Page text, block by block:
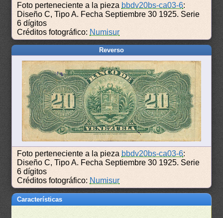
Foto perteneciente a la pieza bbdv20bs-ca03-6:
Diseño C, Tipo A. Fecha Septiembre 30 1925. Serie
6 dígitos
Créditos fotográfico: Numisur
Reverso
Foto perteneciente a la pieza bbdv20bs-ca03-6:
Diseño C, Tipo A. Fecha Septiembre 30 1925. Serie
6 dígitos
Créditos fotográfico: Numisur
Características